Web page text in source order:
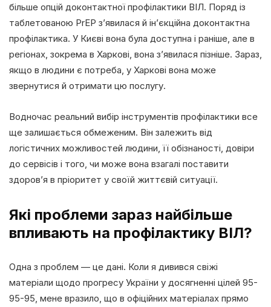
більше опцій доконтактної профілактики ВІЛ. Поряд із
таблетованою PrEP з’явилася й ін’єкційна доконтактна
профілактика. У Києві вона була доступна і раніше, але в
регіонах, зокрема в Харкові, вона з’явилася пізніше. Зараз,
якщо в людини є потреба, у Харкові вона може
звернутися й отримати цю послугу.
Водночас реальний вибір інструментів профілактики все
ще залишається обмеженим. Він залежить від
логістичних можливостей людини, її обізнаності, довіри
до сервісів і того, чи може вона взагалі поставити
здоров’я в пріоритет у своїй життєвій ситуації.
Які проблеми зараз найбільше
впливають на профілактику ВІЛ?
Одна з проблем — це дані. Коли я дивився свіжі
матеріали щодо прогресу України у досягненні цілей 95-
95-95, мене вразило, що в офіційних матеріалах прямо